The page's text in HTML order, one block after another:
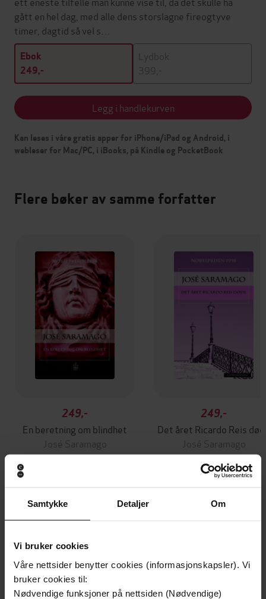
Samtykke Detaljer Om
Vi bruker cookies
Våre nettsider benytter cookies (informasjonskapsler). Vi
bruker cookies til:
Nødvendige funksjoner på nettsiden (Nødvendige)
gått en hel dag, med alle dens storslagne fireogtyve
timer, dagtid så vel s…
Ebok
249,-
Lydbok
399,-
Legg i handlekurven
Kan leses i våre gratis apper for iPhone/iPad og Android, i
webleser for Mac/PC, i iBooks, på Kindle og PocketBook
Flere bøker av samme forfatter
249,-
En beretning om blindhet
José Saramago
EBOK
249,-
Det året Ricardo Reis
José Saramago
EBOK
Andre har også kjøpt